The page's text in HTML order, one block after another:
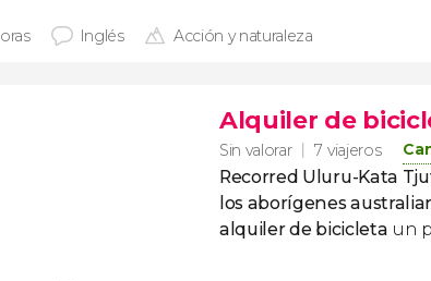
Inglés Acción y naturaleza
Alquiler de
Sin valorar 7 viajeros
Recorred Uluru-Kata
los aborígenes
alquiler de bicicleta un